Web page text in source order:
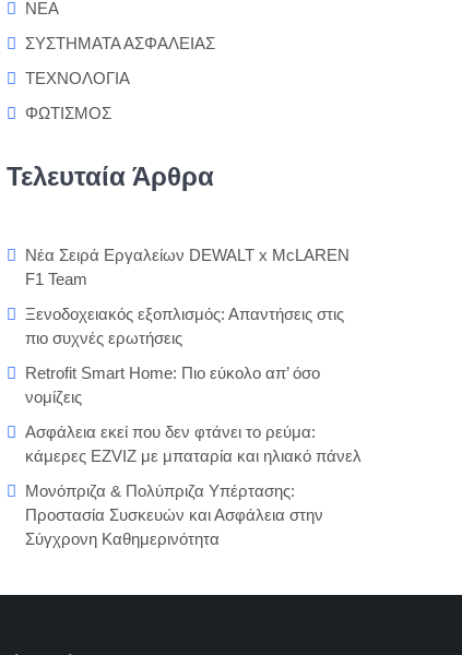
ΝΕΑ
ΣΥΣΤΗΜΑΤΑ ΑΣΦΑΛΕΙΑΣ
ΤΕΧΝΟΛΟΓΙΑ
ΦΩΤΙΣΜΟΣ
Τελευταία Άρθρα
Νέα Σειρά Εργαλείων DEWALT x McLAREN
F1 Team
Ξενοδοχειακός εξοπλισμός: Απαντήσεις στις
πιο συχνές ερωτήσεις
Retrofit Smart Home: Πιο εύκολο απ’ όσο
νομίζεις
Ασφάλεια εκεί που δεν φτάνει το ρεύμα:
κάμερες EZVIZ με μπαταρία και ηλιακό πάνελ
Μονόπριζα & Πολύπριζα Υπέρτασης:
Προστασία Συσκευών και Ασφάλεια στην
Σύγχρονη Καθημερινότητα